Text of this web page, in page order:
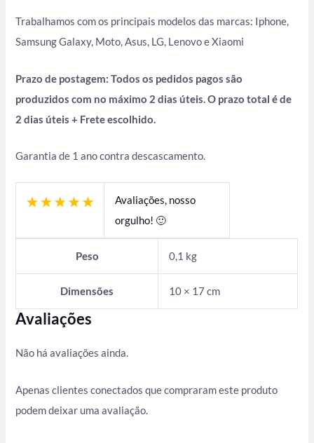
Trabalhamos com os principais modelos das marcas: Iphone,
Samsung Galaxy, Moto, Asus, LG, Lenovo e Xiaomi
Prazo de postagem: Todos os pedidos pagos são
produzidos com no máximo 2 dias úteis. O prazo total é de
2 dias úteis + Frete escolhido.
Garantia de 1 ano contra descascamento.
Avaliações, nosso
orgulho! 🙂
Peso 0,1 kg
Dimensões 10 × 17 cm
Avaliações
Não há avaliações ainda.
Apenas clientes conectados que compraram este produto
podem deixar uma avaliação.